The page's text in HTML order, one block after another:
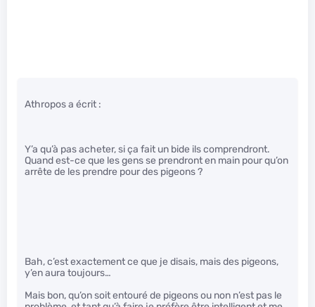
Athropos a écrit :
Y’a qu’à pas acheter, si ça fait un bide ils comprendront.
Quand est-ce que les gens se prendront en main pour qu’on
arrête de les prendre pour des pigeons ?
Bah, c’est exactement ce que je disais, mais des pigeons,
y’en aura toujours…
Mais bon, qu’on soit entouré de pigeons ou non n’est pas le